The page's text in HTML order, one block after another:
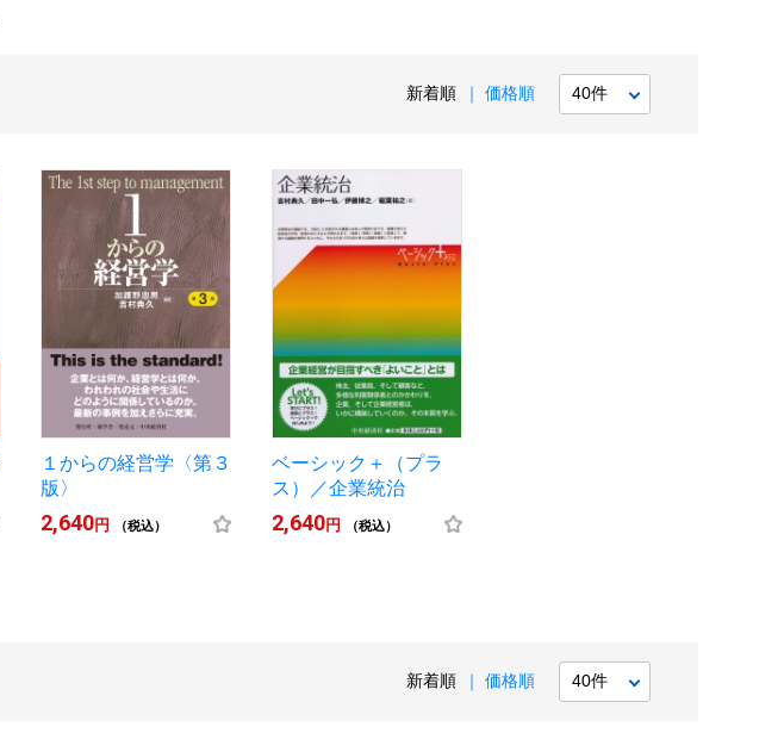
新着順 価格順
１からの経営学〈第３
版〉
2,640円 （税込）
ベーシック＋（プラ
ス）／企業統治
2,640円 （税込）
新着順 価格順